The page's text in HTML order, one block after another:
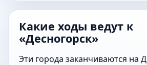
Какие ходы ведут к
«Десногорск»
Эти города заканчиваются на